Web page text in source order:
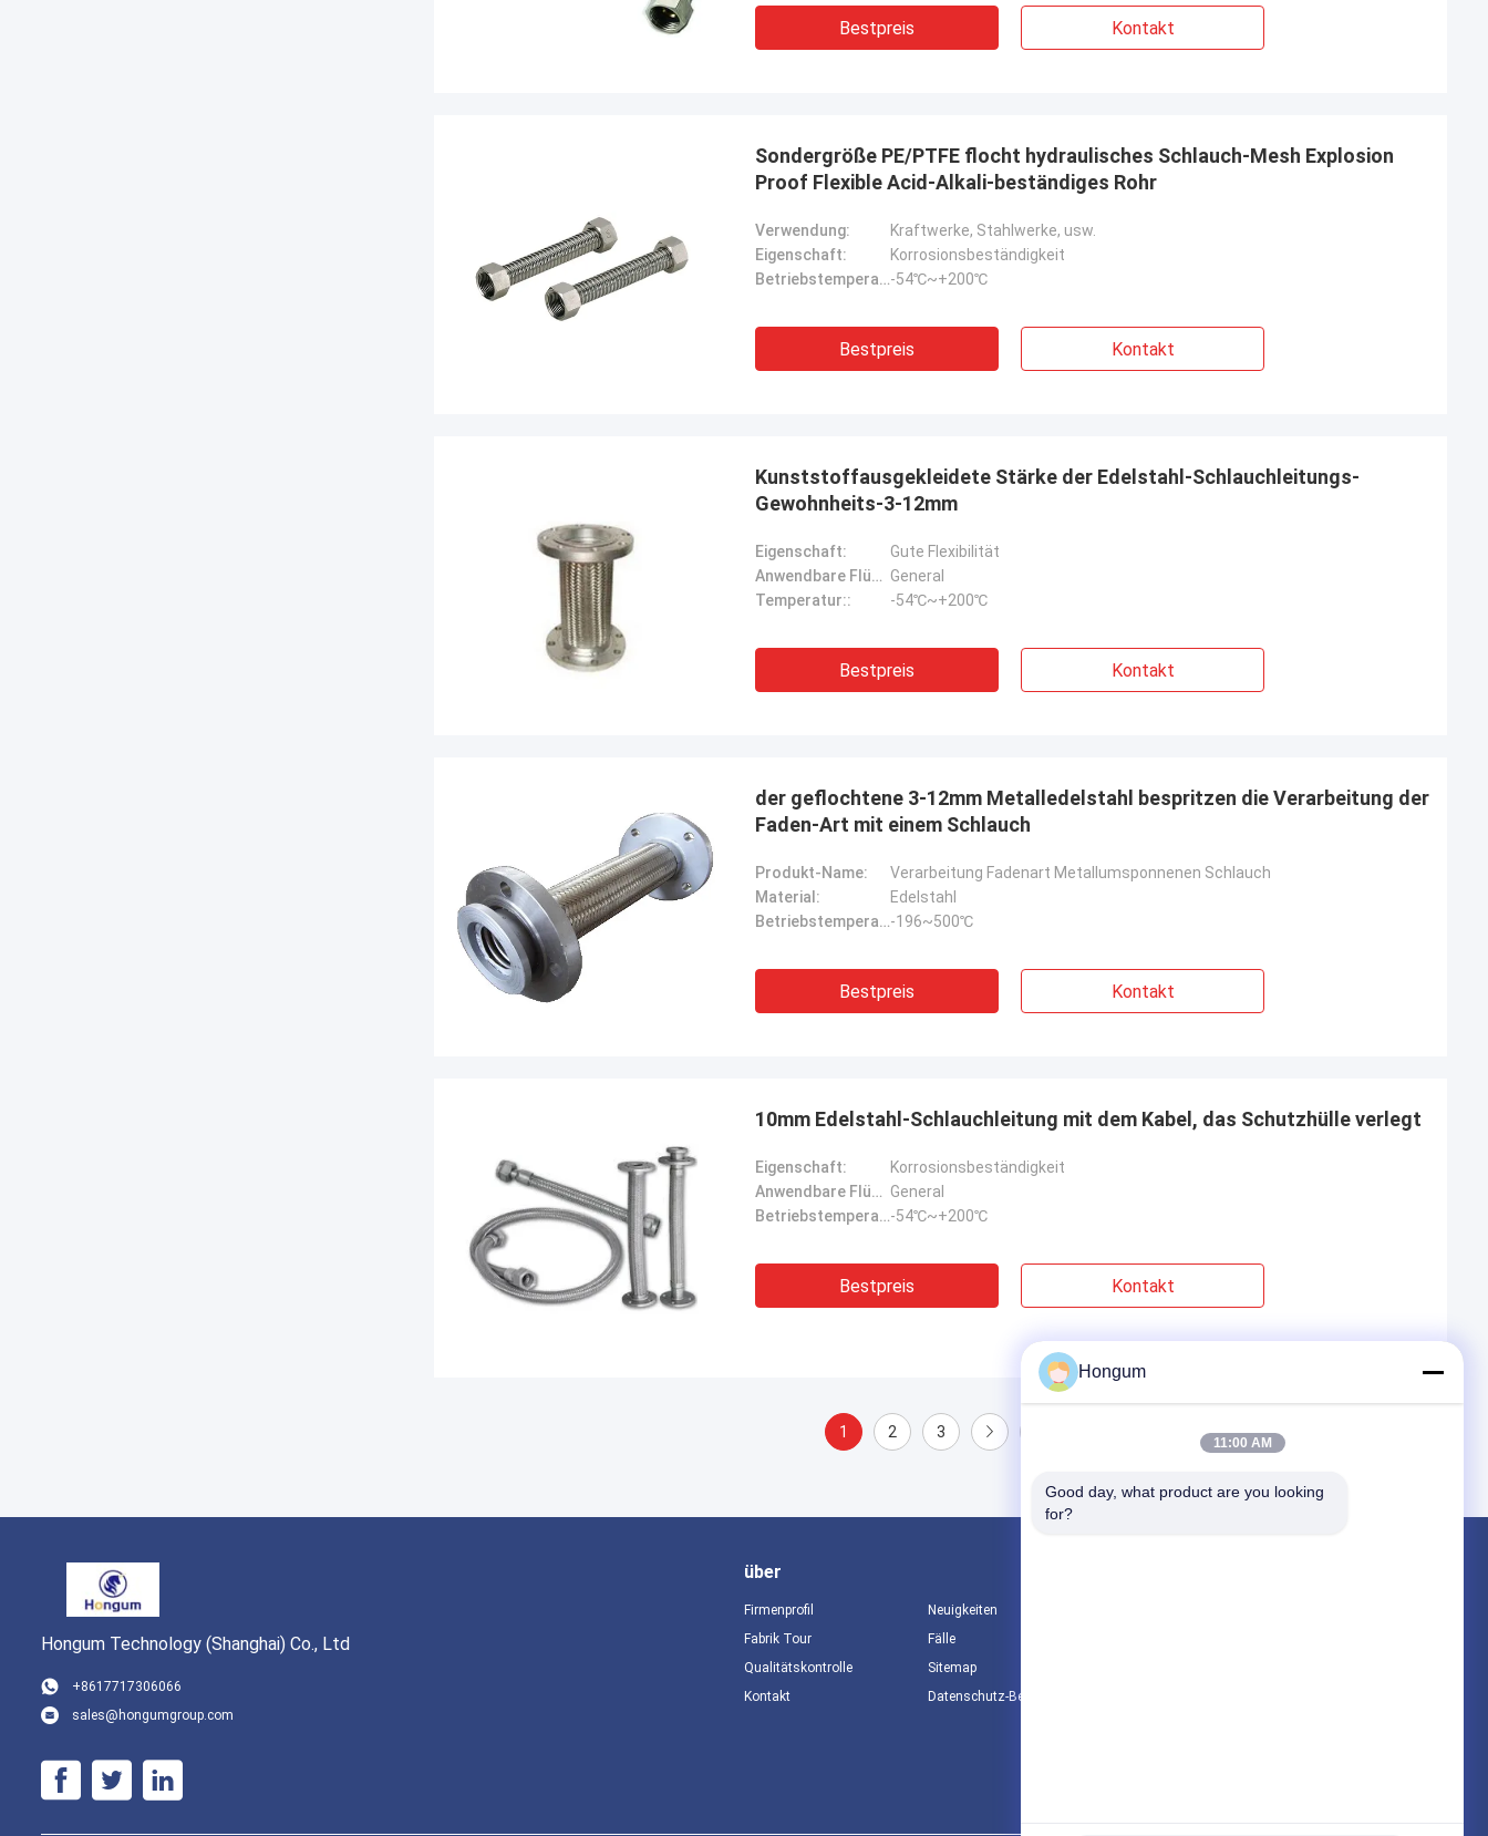
Bestpreis Kontakt
Sondergröße PE/PTFE flocht hydraulisches Schlauch-Mesh Explosion
Proof Flexible Acid-Alkali-beständiges Rohr
Verwendung:
Kraftwerke, Stahlwerke, usw.
Eigenschaft:
Korrosionsbeständigkeit
Betriebstemperatur::-54℃~+200℃
Bestpreis Kontakt
Kunststoffausgekleidete Stärke der Edelstahl-Schlauchleitungs-
Gewohnheits-3-12mm
Eigenschaft:
Gute Flexibilität
Anwendbare Flüssigkeit: General
Temperatur::
-54℃~+200℃
Bestpreis Kontakt
der geflochtene 3-12mm Metalledelstahl bespritzen die Verarbeitung der
Faden-Art mit einem Schlauch
Produkt-Name:
Verarbeitung Fadenart Metallumsponnenen Schlauch
Material:
Edelstahl
Betriebstemperatur::-196~500℃
Bestpreis Kontakt
10mm Edelstahl-Schlauchleitung mit dem Kabel, das Schutzhülle verlegt
Eigenschaft:
Korrosionsbeständigkeit
Anwendbare Flüssigkeit: General
Betriebstemperatur::-54℃~+200℃
Bestpreis Kontakt
1 2 3
Hongum Technology (Shanghai) Co., Ltd
+8617717306066
sales@hongumgroup.com
über
Firmenprofil
Fabrik Tour
Qualitätskontrolle
Kontakt
Neuigkeiten
Fälle
Sitemap
Datenschutz-Bestimmungen
Hongum
11:00 AM
Good day, what product are you looking
for?